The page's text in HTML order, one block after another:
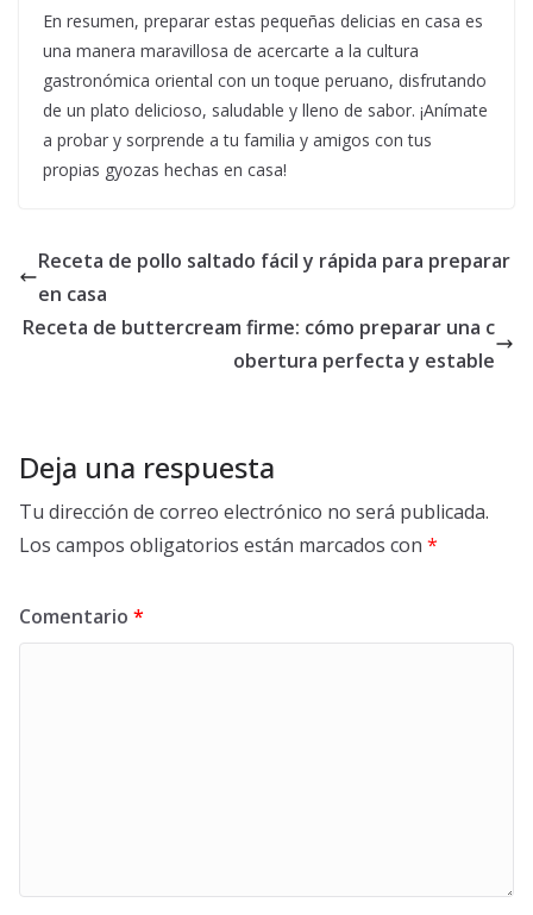
En resumen, preparar estas pequeñas delicias en casa es
una manera maravillosa de acercarte a la cultura
gastronómica oriental con un toque peruano, disfrutando
de un plato delicioso, saludable y lleno de sabor. ¡Anímate
a probar y sorprende a tu familia y amigos con tus
propias gyozas hechas en casa!
Receta de pollo saltado fácil y rápida para preparar
en casa
Receta de buttercream firme: cómo preparar una c
obertura perfecta y estable
Deja una respuesta
Tu dirección de correo electrónico no será publicada.
Los campos obligatorios están marcados con *
Comentario *